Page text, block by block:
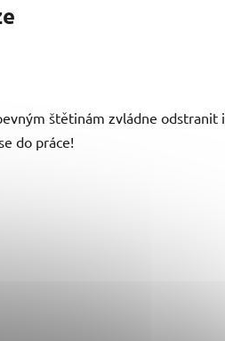
štětinám zvládne odstranit i
do práce!